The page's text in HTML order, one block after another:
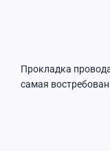
Прокладка
самая